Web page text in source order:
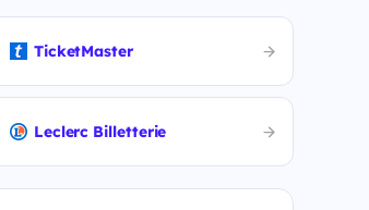
TicketMaster
Leclerc Billetterie